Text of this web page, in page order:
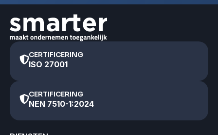
CERTIFICERING
ISO 27001
CERTIFICERING
NEN 7510-1:2024